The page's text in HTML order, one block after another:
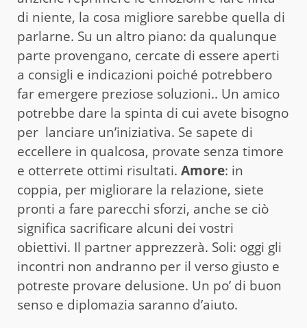
di niente, la cosa migliore sarebbe quella di
parlarne. Su un altro piano: da qualunque
parte provengano, cercate di essere aperti
a consigli e indicazioni poiché potrebbero
far emergere preziose soluzioni.. Un amico
potrebbe dare la spinta di cui avete bisogno
per lanciare un’iniziativa. Se sapete di
eccellere in qualcosa, provate senza timore
e otterrete ottimi risultati. Amore: in
coppia, per migliorare la relazione, siete
pronti a fare parecchi sforzi, anche se ciò
significa sacrificare alcuni dei vostri
obiettivi. Il partner apprezzerà. Soli: oggi gli
incontri non andranno per il verso giusto e
potreste provare delusione. Un po’ di buon
senso e diplomazia saranno d’aiuto.